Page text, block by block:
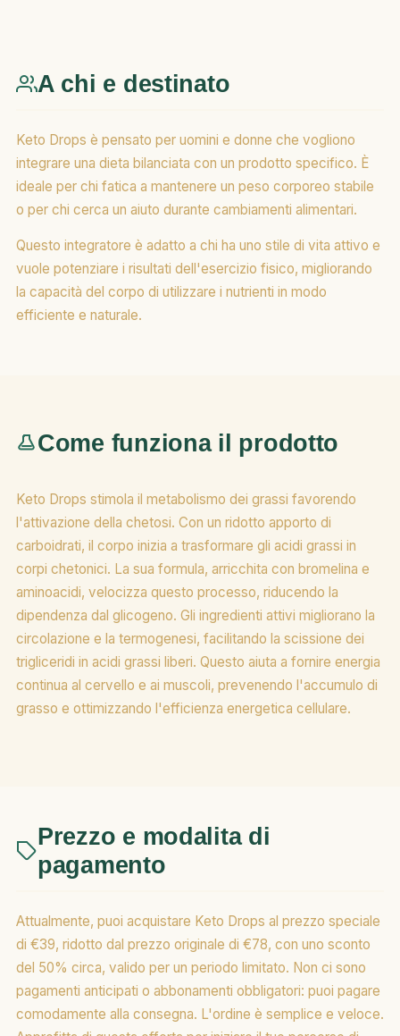
A chi e destinato
Keto Drops è pensato per uomini e donne che vogliono
integrare una dieta bilanciata con un prodotto specifico. È
ideale per chi fatica a mantenere un peso corporeo stabile
o per chi cerca un aiuto durante cambiamenti alimentari.
Questo integratore è adatto a chi ha uno stile di vita attivo e
vuole potenziare i risultati dell'esercizio fisico, migliorando
la capacità del corpo di utilizzare i nutrienti in modo
efficiente e naturale.
Come funziona il prodotto
Keto Drops stimola il metabolismo dei grassi favorendo
l'attivazione della chetosi. Con un ridotto apporto di
carboidrati, il corpo inizia a trasformare gli acidi grassi in
corpi chetonici. La sua formula, arricchita con bromelina e
aminoacidi, velocizza questo processo, riducendo la
dipendenza dal glicogeno. Gli ingredienti attivi migliorano la
circolazione e la termogenesi, facilitando la scissione dei
trigliceridi in acidi grassi liberi. Questo aiuta a fornire energia
continua al cervello e ai muscoli, prevenendo l'accumulo di
grasso e ottimizzando l'efficienza energetica cellulare.
Prezzo e modalita di
pagamento
Attualmente, puoi acquistare Keto Drops al prezzo speciale
di €39, ridotto dal prezzo originale di €78, con uno sconto
del 50% circa, valido per un periodo limitato. Non ci sono
pagamenti anticipati o abbonamenti obbligatori: puoi pagare
comodamente alla consegna. L'ordine è semplice e veloce.